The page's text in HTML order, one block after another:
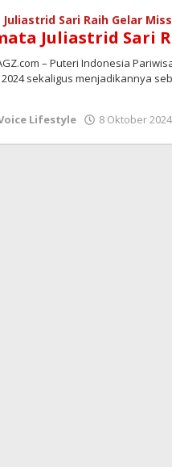
Sari Raih Gelar
Juliastrid Sari
– Puteri Indonesia
2024 sekaligus menjadikannya
Lifestyle 8 Oktober 2024